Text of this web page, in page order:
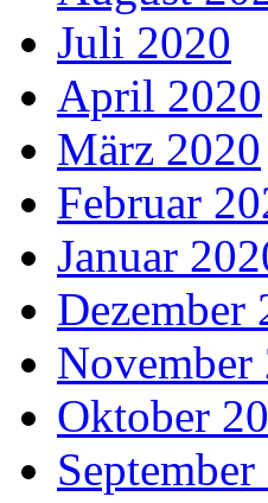
Juli 2020
April 2020
März 2020
Februar
Januar
Dezember
November
Oktober